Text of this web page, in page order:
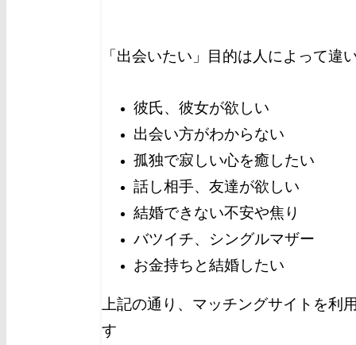
「出会いたい」目的は人によって違
彼氏、彼女が欲しい
出会い方がわからない
孤独で寂しい心を癒したい
話し相手、友達が欲しい
結婚できない不安や焦り
バツイチ、シングルマザー
お金持ちと結婚したい
上記の通り、マッチングサイトを利
す